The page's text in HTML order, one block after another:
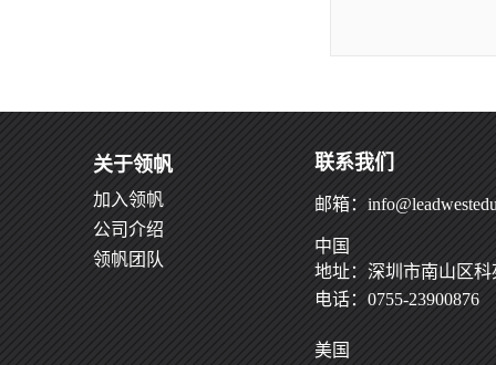
关于领帆
加入领帆
公司介绍
领帆团队
联系我们
邮箱：
中国
地址：深圳市南山区科
电话：0755-23900876
美国